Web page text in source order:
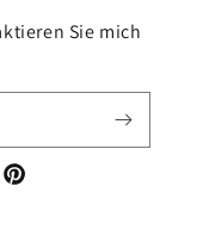
Sie mich
Pinterest